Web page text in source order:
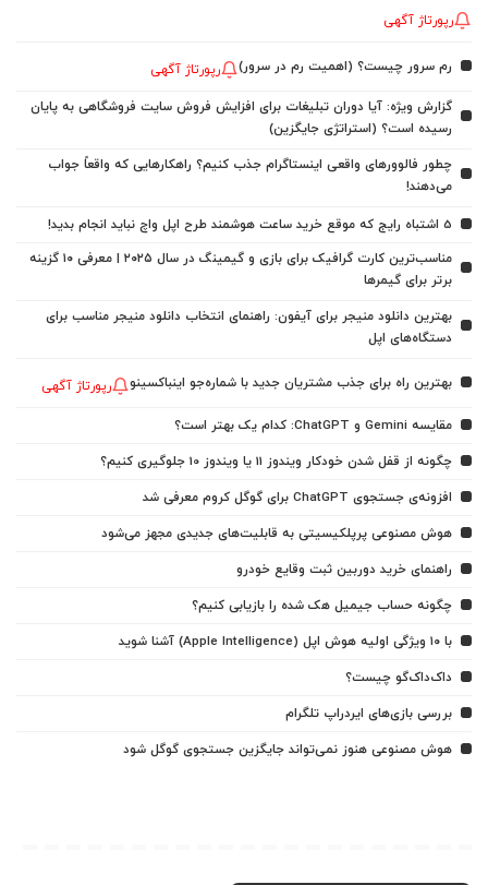
رپورتاژ آگهی
رم سرور چیست؟ (اهمیت رم در سرور) رپورتاژ آگهی
گزارش ویژه: آیا دوران تبلیغات برای افزایش فروش سایت فروشگاهی به پایان
رسیده است؟ (استراتژی جایگزین)
چطور فالوورهای واقعی اینستاگرام جذب کنیم؟ راهکارهایی که واقعاً جواب
می‌دهند!
5 اشتباه رایج که موقع خرید ساعت هوشمند طرح اپل واچ نباید انجام بدید!
مناسب‌ترین کارت گرافیک برای بازی و گیمینگ در سال ۲۰۲۵ | معرفی ۱۰ گزینه
برتر برای گیمرها
بهترین دانلود منیجر برای آیفون: راهنمای انتخاب دانلود منیجر مناسب برای
دستگاه‌های اپل
بهترین راه برای جذب مشتریان جدید با شماره‌جو اینباکسینو رپورتاژ آگهی
مقایسه Gemini و ChatGPT: کدام یک بهتر است؟
چگونه از قفل شدن خودکار ویندوز 11 یا ویندوز 10 جلوگیری کنیم؟
افزونه‌ی جستجوی ChatGPT برای گوگل کروم معرفی شد
هوش مصنوعی پرپلکیسیتی به قابلیت‌های جدیدی مجهز می‌شود
راهنمای خرید دوربین ثبت وقایع خودرو
چگونه حساب جیمیل هک شده را بازیابی کنیم؟
با ۱۰ ویژگی اولیه هوش اپل (Apple Intelligence) آشنا شوید
داک‌داک‌گو چیست؟
بررسی بازی‌های ایردراپ تلگرام
هوش مصنوعی هنوز نمی‌تواند جایگزین جستجوی گوگل شود